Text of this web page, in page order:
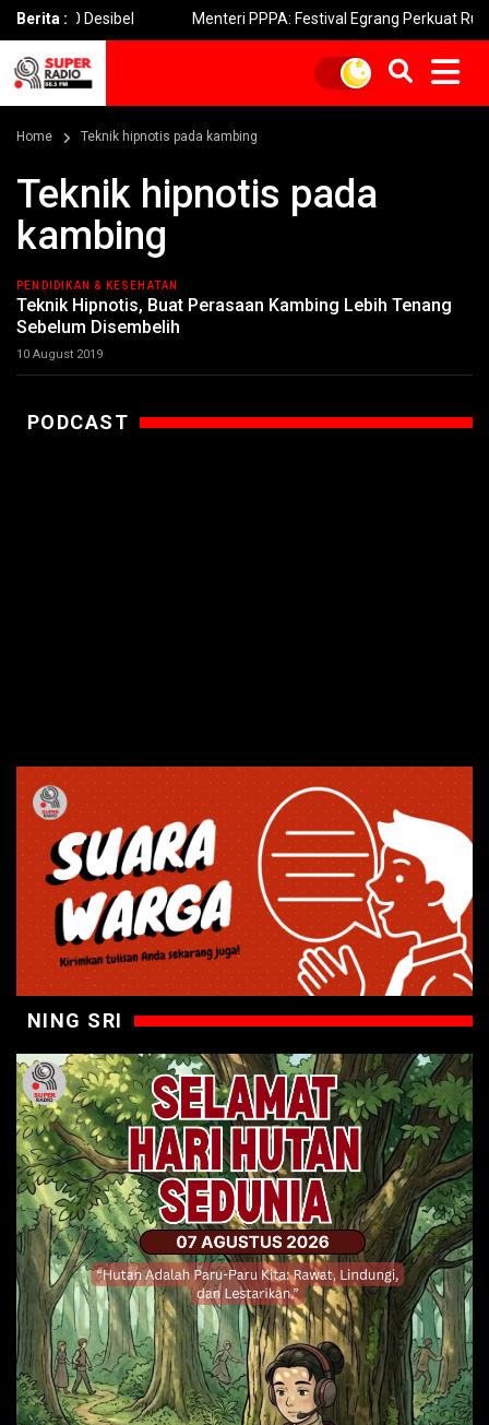
Berita :
Desibel Menteri PPPA: Festival Egrang Perkuat Ruang
Home Teknik hipnotis pada kambing
Teknik hipnotis pada
kambing
PENDIDIKAN & KESEHATAN
Teknik Hipnotis, Buat Perasaan Kambing Lebih Tenang
Sebelum Disembelih
10 August 2019
PODCAST
NING SRI